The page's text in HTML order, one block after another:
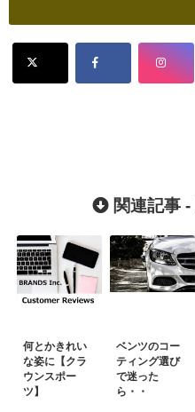
関連記事 -
何とかきれい
な姿に【クラ
ウンスポー
ツ】
ベンツのコー
ティング選び
で迷った
ら・・